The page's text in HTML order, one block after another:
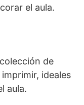
el aula.
de
ideales
aula.